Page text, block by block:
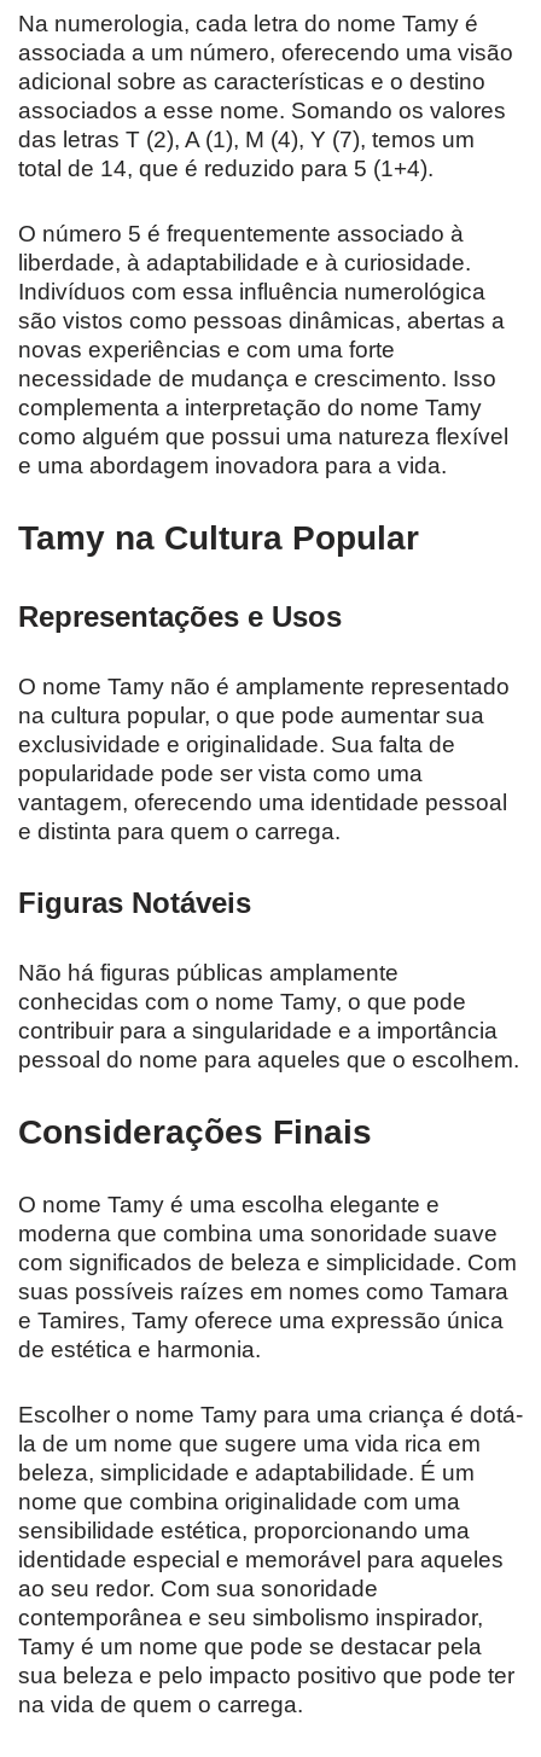
Na numerologia, cada letra do nome Tamy é
associada a um número, oferecendo uma visão
adicional sobre as características e o destino
associados a esse nome. Somando os valores
das letras T (2), A (1), M (4), Y (7), temos um
total de 14, que é reduzido para 5 (1+4).
O número 5 é frequentemente associado à
liberdade, à adaptabilidade e à curiosidade.
Indivíduos com essa influência numerológica
são vistos como pessoas dinâmicas, abertas a
novas experiências e com uma forte
necessidade de mudança e crescimento. Isso
complementa a interpretação do nome Tamy
como alguém que possui uma natureza flexível
e uma abordagem inovadora para a vida.
Tamy na Cultura Popular
Representações e Usos
O nome Tamy não é amplamente representado
na cultura popular, o que pode aumentar sua
exclusividade e originalidade. Sua falta de
popularidade pode ser vista como uma
vantagem, oferecendo uma identidade pessoal
e distinta para quem o carrega.
Figuras Notáveis
Não há figuras públicas amplamente
conhecidas com o nome Tamy, o que pode
contribuir para a singularidade e a importância
pessoal do nome para aqueles que o escolhem.
Considerações Finais
O nome Tamy é uma escolha elegante e
moderna que combina uma sonoridade suave
com significados de beleza e simplicidade. Com
suas possíveis raízes em nomes como Tamara
e Tamires, Tamy oferece uma expressão única
de estética e harmonia.
Escolher o nome Tamy para uma criança é dotá-
la de um nome que sugere uma vida rica em
beleza, simplicidade e adaptabilidade. É um
nome que combina originalidade com uma
sensibilidade estética, proporcionando uma
identidade especial e memorável para aqueles
ao seu redor. Com sua sonoridade
contemporânea e seu simbolismo inspirador,
Tamy é um nome que pode se destacar pela
sua beleza e pelo impacto positivo que pode ter
na vida de quem o carrega.